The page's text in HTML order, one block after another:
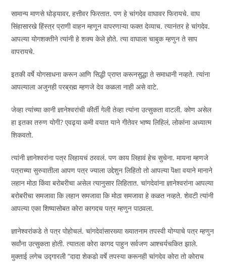
सामान्य माणसे घोड्यावर, हत्तीवर फिरतात. पण हे चांगदेव वाघावर फिरायचे. वाघ
सिंहासारखे हिंस्त्र प्राणी वाहन म्हणून वापरणाऱ्या फक्त देव्याच. त्यानंतर हे चांगदेव.
आपल्या योगशक्तीने त्यांनी हे शक्य केले होते. त्या वाघाला चाबुक म्हणुन ते साप
वापरायचे.
इतकी वर्षे योगसाधना करून आणि सिद्धी प्राप्त करूनसुद्धा ते समाधानी नव्हते. त्यांना
आपल्याला अजुनही परब्रह्म म्हणजे देव कळला नाही असे वाटे.
जेव्हा त्यांच्या कानी ज्ञानेश्वरांची कीर्ती गेली तेव्हा त्यांना उत्सुकता वाटली. कोण असेल
हा इतका तरुण योगी? एवढ्या कमी वयात याने गीतेवर भाष्य लिहिलं, लोकांना अध्यात्म
शिकवतो.
त्यांनी ज्ञानेश्वरांना पत्र लिहायचं ठरवलं. पण काय लिहावं हेच सुचेना. मायना म्हणजे
पत्राच्या सुरुवातीला आपण पत्र ज्याला उद्देशुन लिहितो तो आपल्या पॆक्षा वयाने मानाने
लहान मोठा किंवा बरोबरीचा असेल त्यानुसार लिहितात. चांगदेवांना ज्ञानेश्वरांना आपल्या
बरोबरीचा समजावा कि लहान समजावा कि मोठा समजावा हे कळत नव्हते. शेवटी त्यांनी
आपल्या एका शिष्यासोबत कोरा कागदच पत्र म्हणुन पाठवला.
ज्ञानेश्वरांकडे ते पत्र पोहोचलं. चांगदेवांसारख्या ख्यातनाम तपस्वी योग्याचे पत्र म्हणुन
सर्वांना उत्सुकता होती. त्यातला कोरा कागद पाहुन सर्वजण आश्चर्यचकित झाले.
मुक्ताई लगेच उद्गारली “दादा शेकडो वर्षे तपस्या करूनही चांगदेव कोरा तो कोराच